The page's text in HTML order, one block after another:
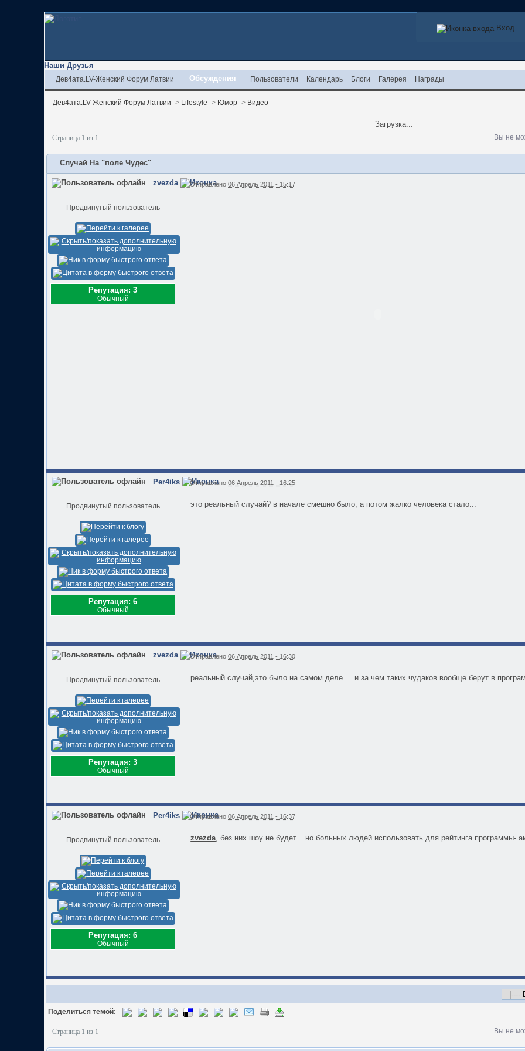
Вход
Наши Друзья
Дев4ата.LV-Женский Форум Латвии Обсуждения Пользователи Календарь Блоги Галерея Награды
Дев4ата.LV-Женский Форум Латвии > Lifestyle > Юмор > Видео
Загрузка...
Страница 1 из 1 Вы не
Случай На "поле Чудес"
zvezda
Продвинутый пользователь
Репутация: 3
Обычный
Отправлено06 Апрель 2011 - 15:17
Per4iks
Продвинутый пользователь
Репутация: 6
Обычный
Отправлено06 Апрель 2011 - 16:25
это реальный случай? в начале смешно было, а потом жалко человека стало...
zvezda
Продвинутый пользователь
Репутация: 3
Обычный
Отправлено06 Апрель 2011 - 16:30
реальный случай,это было на самом деле.....и за чем таких чудаков вообще берут в
Per4iks
Продвинутый пользователь
Репутация: 6
Обычный
Отправлено06 Апрель 2011 - 16:37
zvezda, без них шоу не будет... но больных людей использовать для рейтинга программы-
Поделиться темой:
Страница 1 из 1 Вы не